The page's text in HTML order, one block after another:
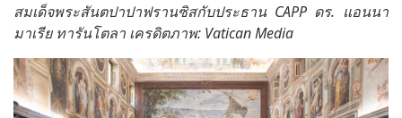
สมเด็จพระสันตปาปาฟรานซิสกับประธาน CAPP ดร. แอนนา
มาเรีย ทารันโตลา เครดิตภาพ: Vatican Media